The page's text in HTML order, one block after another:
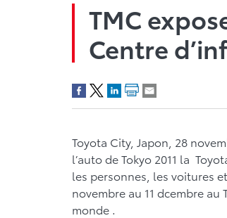
TMC
Centre
Toyota City, Japon, 28
l’auto de Tokyo 2011 la
les personnes, les voitures
novembre au 11 dcembre
monde .